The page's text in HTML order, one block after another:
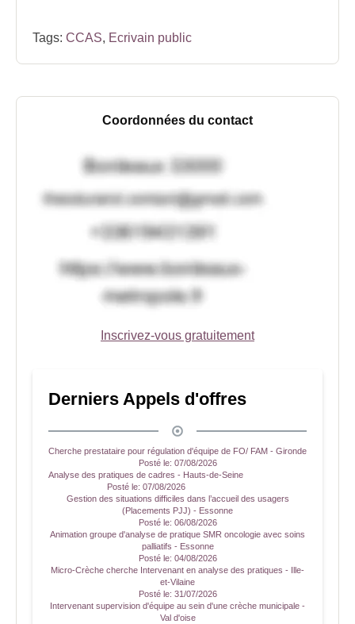
Tags: CCAS, Ecrivain public
Coordonnées du contact
Inscrivez-vous gratuitement
Derniers Appels d'offres
Cherche prestataire pour régulation d'équipe de FO/ FAM - Gironde
Posté le: 07/08/2026
Analyse des pratiques de cadres - Hauts-de-Seine
Posté le: 07/08/2026
Gestion des situations difficiles dans l’accueil des usagers
(Placements PJJ) - Essonne
Posté le: 06/08/2026
Animation groupe d'analyse de pratique SMR oncologie avec soins
palliatifs - Essonne
Posté le: 04/08/2026
Micro-Crèche cherche Intervenant en analyse des pratiques - Ille-
et-Vilaine
Posté le: 31/07/2026
Intervenant supervision d'équipe au sein d'une crèche municipale -
Val d'oise